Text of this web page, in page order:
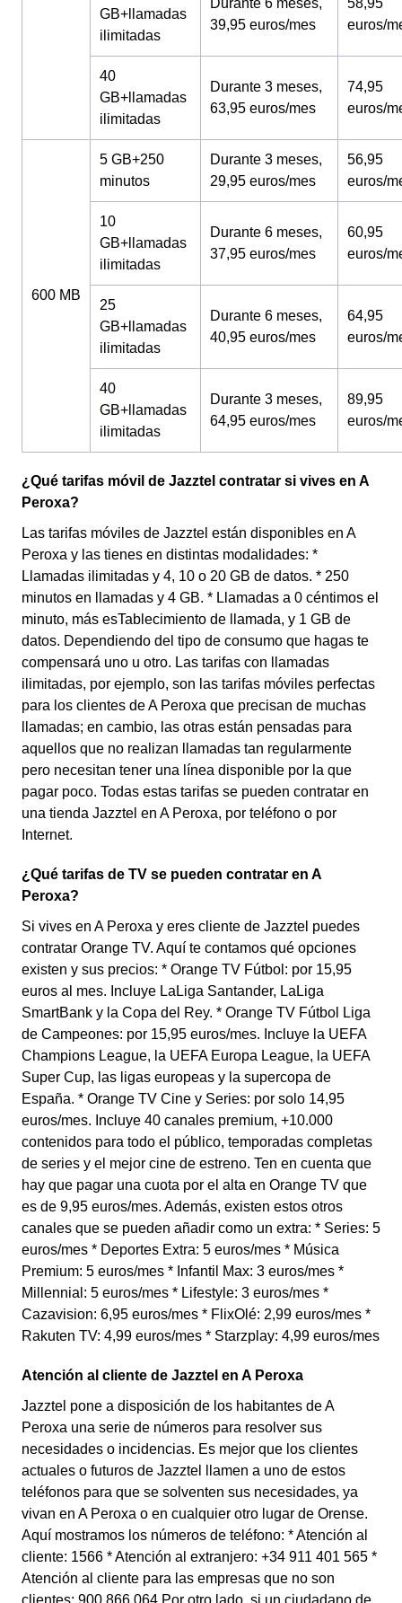
GB+llamadas
ilimitadas
Durante 6 meses,
39,95 euros/mes
58,95
euros/
40
GB+llamadas
ilimitadas
Durante 3 meses,
63,95 euros/mes
74,95
euros/
600 MB
5 GB+250
minutos
Durante 3 meses,
29,95 euros/mes
56,95
euros/
10
GB+llamadas
ilimitadas
Durante 6 meses,
37,95 euros/mes
60,95
euros/
25
GB+llamadas
ilimitadas
Durante 6 meses,
40,95 euros/mes
64,95
euros/
40
GB+llamadas
ilimitadas
Durante 3 meses,
64,95 euros/mes
89,95
euros/
¿Qué tarifas móvil de Jazztel contratar si vives en A
Peroxa?
Las tarifas móviles de Jazztel están disponibles en A
Peroxa y las tienes en distintas modalidades: *
Llamadas ilimitadas y 4, 10 o 20 GB de datos. * 250
minutos en llamadas y 4 GB. * Llamadas a 0 céntimos el
minuto, más esTablecimiento de llamada, y 1 GB de
datos. Dependiendo del tipo de consumo que hagas te
compensará uno u otro. Las tarifas con llamadas
ilimitadas, por ejemplo, son las tarifas móviles perfectas
para los clientes de A Peroxa que precisan de muchas
llamadas; en cambio, las otras están pensadas para
aquellos que no realizan llamadas tan regularmente
pero necesitan tener una línea disponible por la que
pagar poco. Todas estas tarifas se pueden contratar en
una tienda Jazztel en A Peroxa, por teléfono o por
Internet.
¿Qué tarifas de TV se pueden contratar en A
Peroxa?
Si vives en A Peroxa y eres cliente de Jazztel puedes
contratar Orange TV. Aquí te contamos qué opciones
existen y sus precios: * Orange TV Fútbol: por 15,95
euros al mes. Incluye LaLiga Santander, LaLiga
SmartBank y la Copa del Rey. * Orange TV Fútbol Liga
de Campeones: por 15,95 euros/mes. Incluye la UEFA
Champions League, la UEFA Europa League, la UEFA
Super Cup, las ligas europeas y la supercopa de
España. * Orange TV Cine y Series: por solo 14,95
euros/mes. Incluye 40 canales premium, +10.000
contenidos para todo el público, temporadas completas
de series y el mejor cine de estreno. Ten en cuenta que
hay que pagar una cuota por el alta en Orange TV que
es de 9,95 euros/mes. Además, existen estos otros
canales que se pueden añadir como un extra: * Series: 5
euros/mes * Deportes Extra: 5 euros/mes * Música
Premium: 5 euros/mes * Infantil Max: 3 euros/mes *
Millennial: 5 euros/mes * Lifestyle: 3 euros/mes *
Cazavision: 6,95 euros/mes * FlixOlé: 2,99 euros/mes *
Rakuten TV: 4,99 euros/mes * Starzplay: 4,99 euros/mes
Atención al cliente de Jazztel en A Peroxa
Jazztel pone a disposición de los habitantes de A
Peroxa una serie de números para resolver sus
necesidades o incidencias. Es mejor que los clientes
actuales o futuros de Jazztel llamen a uno de estos
teléfonos para que se solventen sus necesidades, ya
vivan en A Peroxa o en cualquier otro lugar de Orense.
Aquí mostramos los números de teléfono: * Atención al
cliente: 1566 * Atención al extranjero: +34 911 401 565 *
Atención al cliente para las empresas que no son
clientes: 900 866 064 Por otro lado, si un ciudadano de